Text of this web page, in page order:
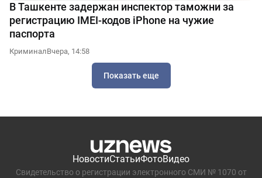
В Ташкенте задержан инспектор таможни за
регистрацию IMEI-кодов iPhone на чужие
паспорта
КриминалВчера, 14:58
Показать еще
НовостиСтатьиФотоВидео
Свидетельство о регистрации электронного СМИ № 1070 от